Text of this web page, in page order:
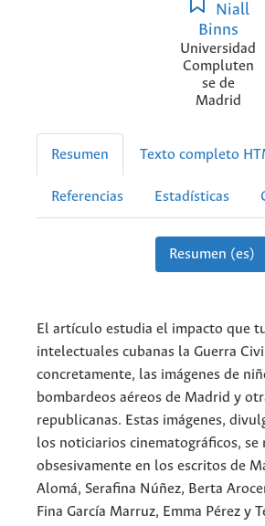
Niall
Binns
Universidad
Compluten
se de
Madrid
Resumen Texto completo
Referencias Estadísticas
Resumen (es)
El artículo estudia el impacto que
intelectuales cubanas la Guerra
concretamente, las imágenes de
bombardeos aéreos de Madrid y
republicanas. Estas imágenes,
los noticiarios cinematográficos, se
obsesivamente en los escritos de
Alomá, Serafina Núñez, Berta
Fina García Marruz, Emma Pérez y